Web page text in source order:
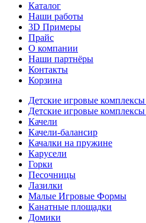
Каталог
Наши работы
3D Примеры
Прайс
О компании
Наши партнёры
Контакты
Корзина
Детские игровые комплексы
Детские игровые комплексы
Качели
Качели-балансир
Качалки на пружине
Карусели
Горки
Песочницы
Лазилки
Малые Игровые Формы
Канатные площадки
Домики